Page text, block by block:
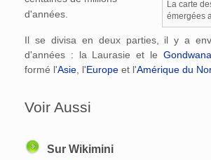
La carte
émergées
d'années.
Il se divisa en deux parties, il y a
d'années : la Laurasie et le Gondwana
formé l'Asie , l'Europe et l'Amérique du
Voir Aussi
Sur Wikimini